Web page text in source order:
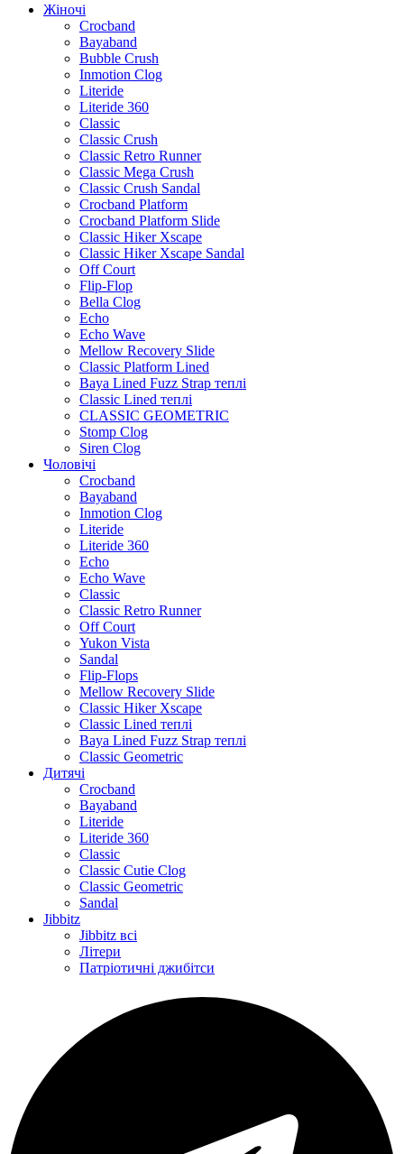
Жіночі
Crocband
Bayaband
Bubble Crush
Inmotion Clog
Literide
Literide 360
Classic
Classic Crush
Classic Retro Runner
Classic Mega Crush
Classic Crush Sandal
Crocband Platform
Crocband Platform Slide
Classic Hiker Xscape
Classic Hiker Xscape Sandal
Off Court
Flip-Flop
Bella Clog
Echo
Echo Wave
Mellow Recovery Slide
Classic Platform Lined
Baya Lined Fuzz Strap теплі
Classic Lined теплі
CLASSIC GEOMETRIC
Stomp Clog
Siren Clog
Чоловічі
Crocband
Bayaband
Inmotion Clog
Literide
Literide 360
Echo
Echo Wave
Classic
Classic Retro Runner
Off Court
Yukon Vista
Sandal
Flip-Flops
Mellow Recovery Slide
Classic Hiker Xscape
Classic Lined теплі
Baya Lined Fuzz Strap теплі
Classic Geometric
Дитячі
Crocband
Bayaband
Literide
Literide 360
Classic
Classic Cutie Clog
Classic Geometric
Sandal
Jibbitz
Jibbitz всі
Літери
Патріотичні джибітси